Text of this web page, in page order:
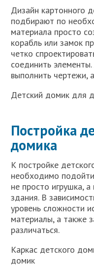
Дизайн картонного
подбирают по
материала просто
корабль или замок
четко
соединить
выполнить чертежи,
Детский домик для
Постройка
домика
К постройке
необходимо
не просто игрушка,
здания. В
уровень сложности
материалы, а также
различаться.
Каркас детского
домик